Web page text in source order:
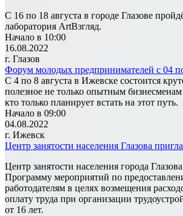
С 16 по 18 августа в городе Глазове
лаборатория ArtВзгляд.
Начало в 10:00
16.08.2022
г. Глазов
Форум молодых предпринимателей с 04
С 4 по 8 августа в Ижевске состоится
полезное не только опытным
кто только планирует встать на этот путь.
Начало в 09:00
04.08.2022
г. Ижевск
Центр занятости населения Глазова
Центр занятости населения города
Программу мероприятий по
работодателям в целях возмещения
оплату труда при организации
от 16 лет.